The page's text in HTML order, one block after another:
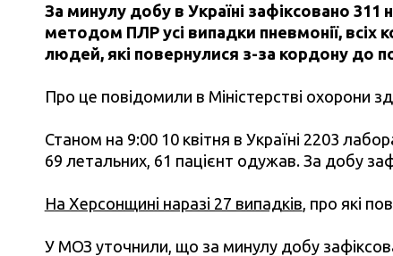
За минулу добу в Україні зафіксовано
методом ПЛР усі випадки пневмонії, всіх
людей, які повернулися з-за кордону до
Про це повідомили в Міністерстві охорони
Станом на 9:00 10 квітня в Україні 2203
69 летальних, 61 пацієнт одужав. За добу
На Херсонщині наразі 27 випадків , про які
У МОЗ уточнили, що за минулу добу